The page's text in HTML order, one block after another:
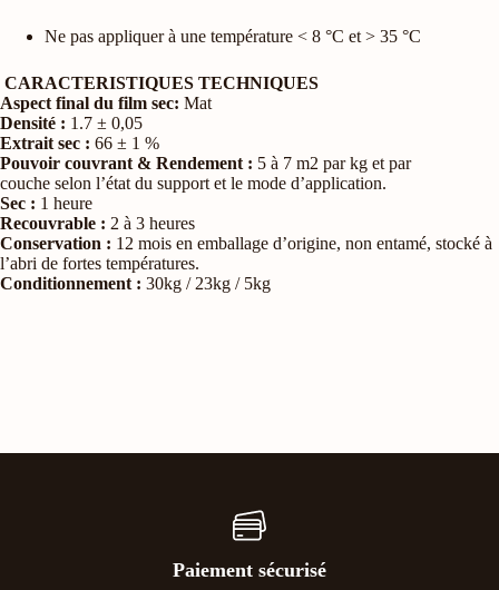
Ne pas appliquer à une température < 8 °C et > 35 °C
CARACTERISTIQUES TECHNIQUES
Aspect final du film sec: Mat
Densité : 1.7 ± 0,05
Extrait sec : 66 ± 1 %
Pouvoir couvrant & Rendement : 5 à 7 m2 par kg et par
couche selon l’état du support et le mode d’application.
Sec : 1 heure
Recouvrable : 2 à 3 heures
Conservation : 12 mois en emballage d’origine, non entamé, stocké à
l’abri de fortes températures.
Conditionnement : 30kg / 23kg / 5kg
Paiement sécurisé